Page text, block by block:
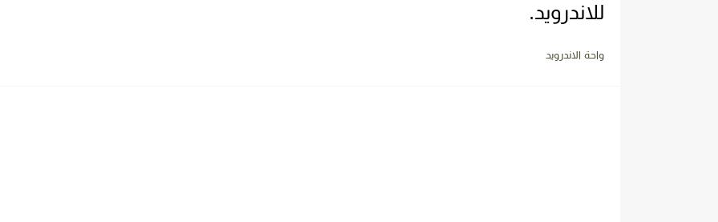
للاندرويد.
واحة الاندرويد